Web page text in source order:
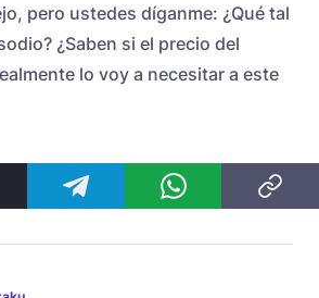
pero ustedes díganme: ¿Qué tal
¿Saben si el precio del
lo voy a necesitar a este